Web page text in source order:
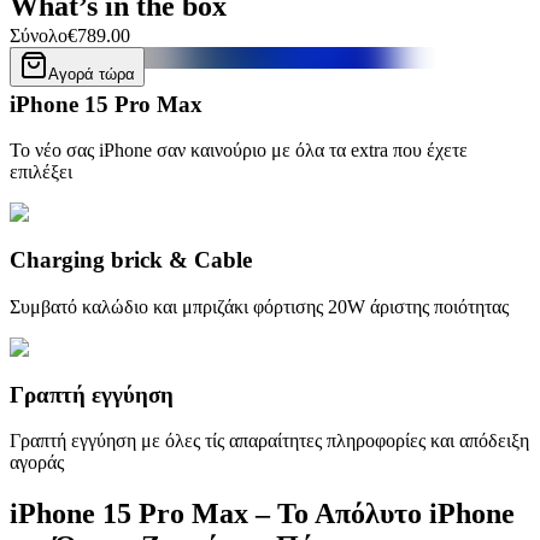
Σύνολο€789.00
Αγορά τώρα
iPhone 15 Pro Max
Το νέο σας iPhone σαν καινούριο με όλα τα extra που έχετε
επιλέξει
Charging brick & Cable
Συμβατό καλώδιο και μπριζάκι φόρτισης 20W άριστης ποιότητας
Γραπτή εγγύηση
Γραπτή εγγύηση με όλες τίς απαραίτητες πληροφορίες και απόδειξη
αγοράς
iPhone 15 Pro Max – Το Απόλυτο iPhone